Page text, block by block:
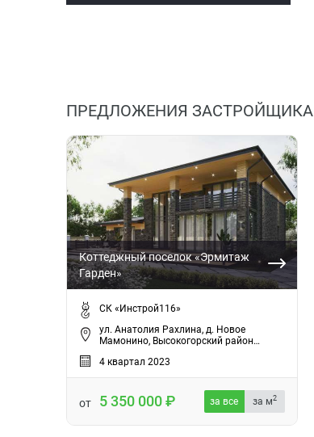
ПРЕДЛОЖЕНИЯ ЗАСТРОЙЩИКА
Коттеджный поселок «Эрмитаж
Гарден»
СК «Инстрой116»
ул. Анатолия Рахлина, д. Новое
Мамонино, Высокогорский район…
4 квартал 2023
от 5 350 000 за все за м2